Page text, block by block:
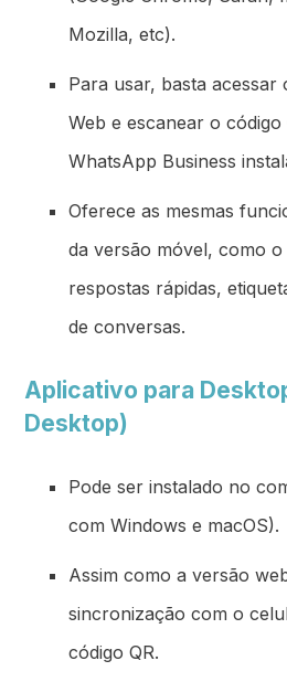
Mozilla, etc).
Para usar, basta acessar
Web e escanear o
WhatsApp Business
Oferece as mesmas
da versão móvel, como
respostas rápidas,
de conversas.
Aplicativo para
Desktop)
Pode ser instalado no
com Windows e macOS).
Assim como a versão
sincronização com o
código QR.